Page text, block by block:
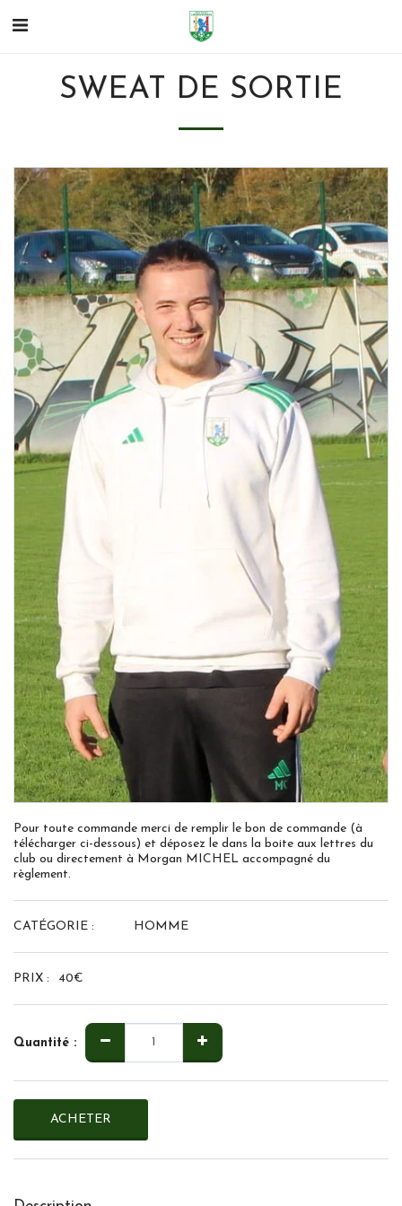
SWEAT DE SORTIE
Pour toute commande merci de remplir le bon de commande (à
télécharger ci-dessous) et déposez le dans la boite aux lettres du
club ou directement à Morgan MICHEL accompagné du
règlement.
CATÉGORIE : HOMME
PRIX : 40€
Quantité :
ACHETER